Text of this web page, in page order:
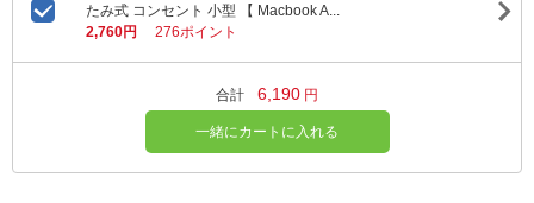
たみ式 コンセント 小型 【 Macbook A...
2,760円
276ポイント
合計 6,190 円
一緒にカートに入れる